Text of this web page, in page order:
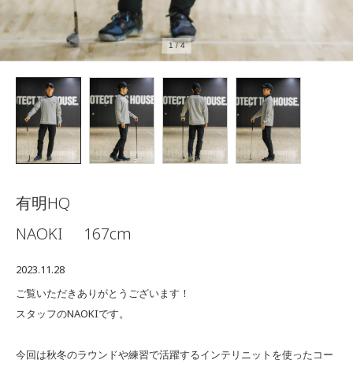
1/4
有明HQ
NAOKI
167cm
2023.11.28
ご覧いただきありがとうございます！
スタッフのNAOKIです。
今回は秋冬のラウンドや練習で活躍するインテリニットを使ったコー